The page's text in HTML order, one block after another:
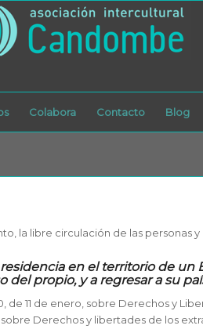
Colabora Contacto Blog
la libre circulación de las personas
en el territorio de un
del propio, y a regresar a su
11 de enero, sobre Derechos y
Derechos y libertades de los